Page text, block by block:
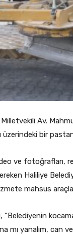
Av.
üzerindeki bir
ve fotoğrafları,
Haliliye
mahsus
“Belediyenin
mı yanalım, can